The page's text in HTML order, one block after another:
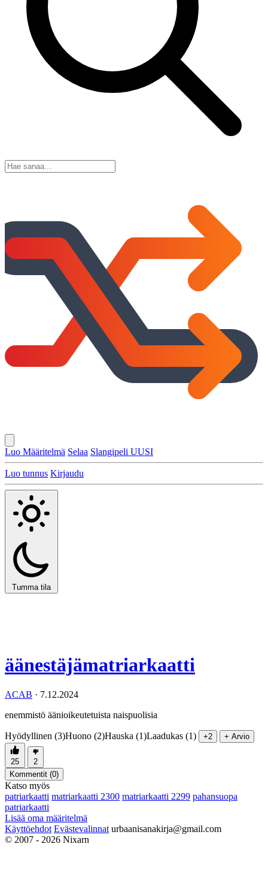
Luo Määritelmä Selaa Slangipeli UUSI
Luo tunnus Kirjaudu
Tumma tila
äänestäjämatriarkaatti
ACAB · 7.12.2024
enemmistö äänioikeutetuista naispuolisia
Hyödyllinen (3)Huono (2)Hauska (1)Laadukas (1) +2 + Arvio
25
2
Kommentit (0)
Katso myös
patriarkaatti matriarkaatti 2300 matriarkaatti 2299 pahansuopa
patriarkaatti
Lisää oma määritelmä
Käyttöehdot Evästevalinnat urbaanisanakirja@gmail.com
© 2007 - 2026 Nixarn